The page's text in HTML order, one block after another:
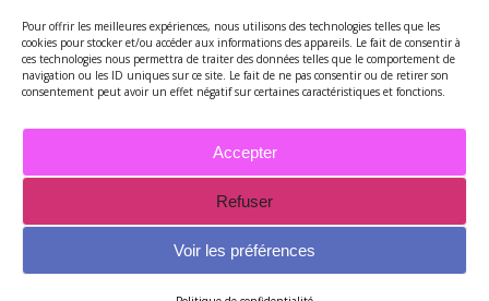
Pour offrir les meilleures expériences, nous utilisons des technologies telles que les
cookies pour stocker et/ou accéder aux informations des appareils. Le fait de consentir à
ces technologies nous permettra de traiter des données telles que le comportement de
navigation ou les ID uniques sur ce site. Le fait de ne pas consentir ou de retirer son
consentement peut avoir un effet négatif sur certaines caractéristiques et fonctions.
Accepter
Refuser
Voir les préférences
Archives
2026 - Tous droits réservés - Merci de contacter Marie-Maguelone
mariemcreations@free.fr